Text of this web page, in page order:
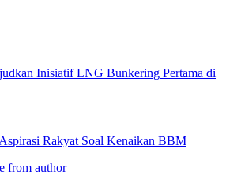
Inisiatif LNG Bunkering Pertama di
Rakyat Soal Kenaikan BBM
from author